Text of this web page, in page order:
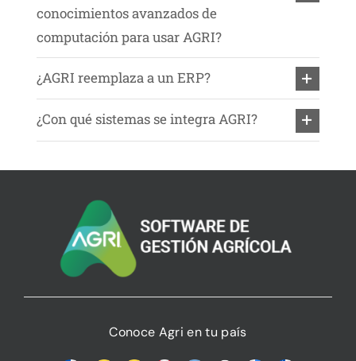
conocimientos avanzados de
computación para usar AGRI?
¿AGRI reemplaza a un ERP?
¿Con qué sistemas se integra AGRI?
Conoce Agri en tu país